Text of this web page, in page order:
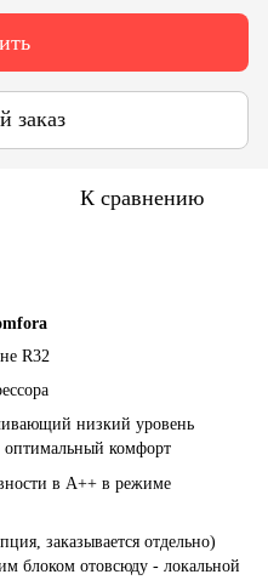
заказ
К сравнению
R32
низкий уровень
оптимальный комфорт
в A++ в режиме
заказывается отдельно)
блоком отовсюду - локальной